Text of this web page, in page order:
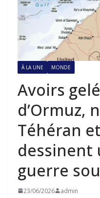
À LA UNE MONDE
Avoirs
d’Ormuz,
Téhéran
dessinent
guerre
23/06/2026 admin